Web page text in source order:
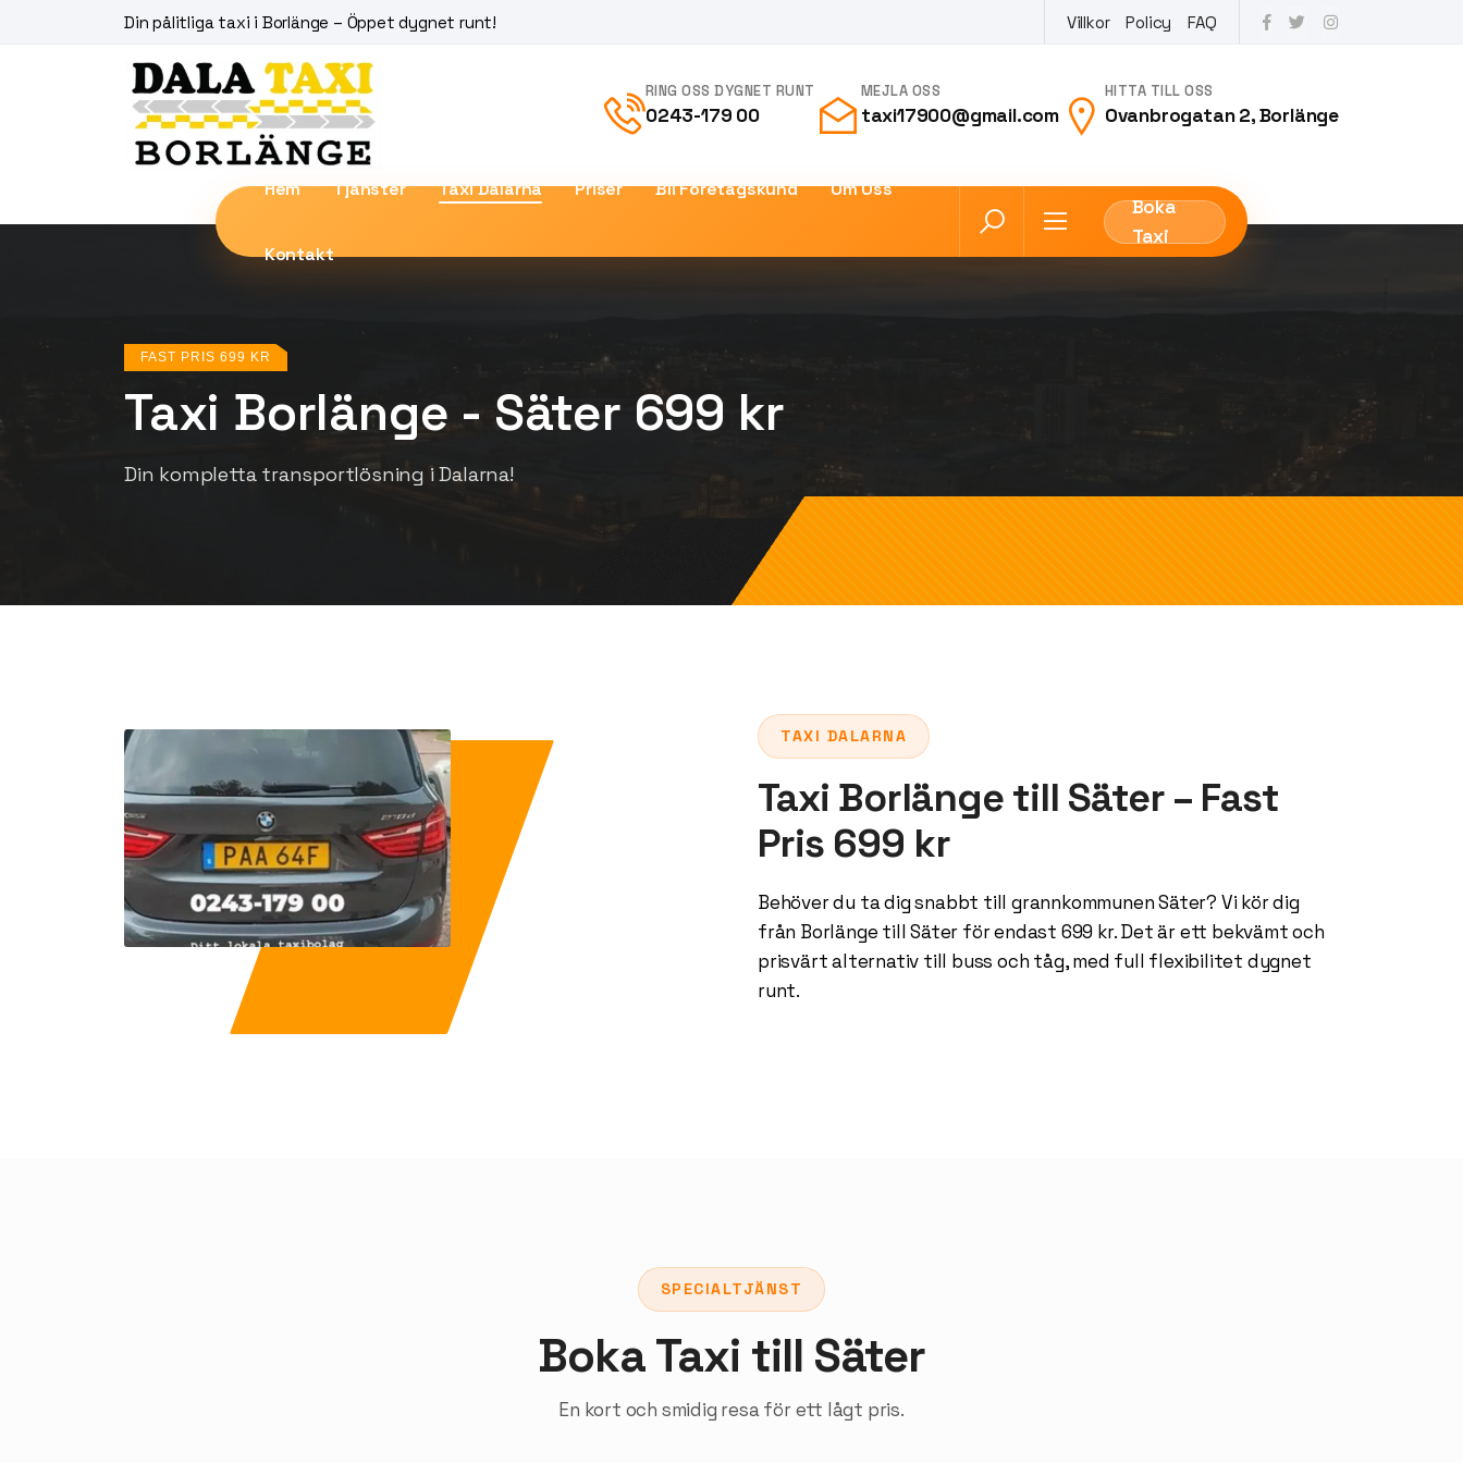
Din pålitliga taxi i Borlänge – Öppet dygnet runt! Villkor Policy FAQ
RING OSS DYGNET RUNT
0243-179 00
MEJLA OSS
taxi17900@gmail.com
HITTA TILL OSS
Ovanbrogatan 2, Borlänge
Hem Tjänster Taxi Dalarna Priser Bli Företagskund Om Oss
Kontakt
Boka
Taxi
FAST PRIS 699 KR
Taxi Borlänge - Säter 699 kr
Din kompletta transportlösning i Dalarna!
TAXI DALARNA
Taxi Borlänge till Säter – Fast
Pris 699 kr
Behöver du ta dig snabbt till grannkommunen Säter? Vi kör dig
från Borlänge till Säter för endast 699 kr. Det är ett bekvämt och
prisvärt alternativ till buss och tåg, med full flexibilitet dygnet
runt.
SPECIALTJÄNST
Boka Taxi till Säter
En kort och smidig resa för ett lågt pris.